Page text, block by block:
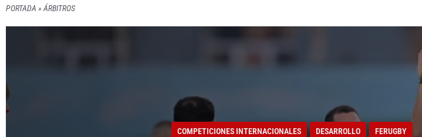
PORTADA » ÁRBITROS
LOS ÁRBITROS
LEÓN MANTIENE
COMPETICIONES INTERNACIONALES DESARROLLO FERUGBY